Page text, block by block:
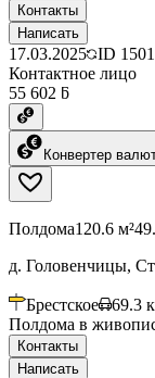
Контакты
Написать
17.03.2025 ID
Контактное лицо
55 602 ƃ
Конвертер
Полдома120.6 м²
д. Головенчицы,
Брестское 69.3
Полдома в
Контакты
Написать